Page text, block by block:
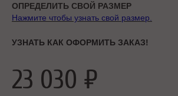
ОПРЕДЕЛИТЬ СВОЙ РАЗМЕР
Нажмите чтобы узнать свой размер.
УЗНАТЬ КАК ОФОРМИТЬ ЗАКАЗ!
23 030 ₽